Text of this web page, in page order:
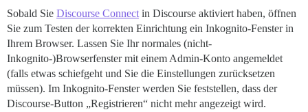
Sobald Sie Discourse Connect in Discourse aktiviert haben, öffnen
Sie zum Testen der korrekten Einrichtung ein Inkognito-Fenster in
Ihrem Browser. Lassen Sie Ihr normales (nicht-
Inkognito-)Browserfenster mit einem Admin-Konto angemeldet
(falls etwas schiefgeht und Sie die Einstellungen zurücksetzen
müssen). Im Inkognito-Fenster werden Sie feststellen, dass der
Discourse-Button „Registrieren“ nicht mehr angezeigt wird.